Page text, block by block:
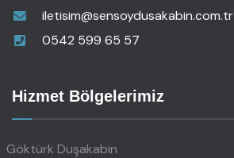
iletisim@sensoydusakabin.com.tr
0542 599 65 57
Hizmet Bölgelerimiz
Göktürk Duşakabin